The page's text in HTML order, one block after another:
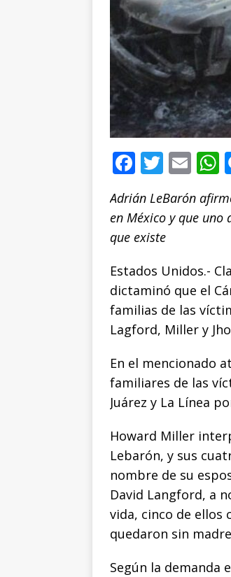
F
a
c
e
b
o
o
k
T
it
te
r
E
m
ai
l s
p
Adrián LeBarón
en México y que
que existe
Estados Unidos.-
dictaminó que el
familias de las
Lagford, Miller y
En el mencionado
familiares de las
Juárez y La Línea
Howard Miller
Lebarón, y sus
nombre de su
David Langford, a
vida, cinco de ellos
quedaron sin
Según la demanda